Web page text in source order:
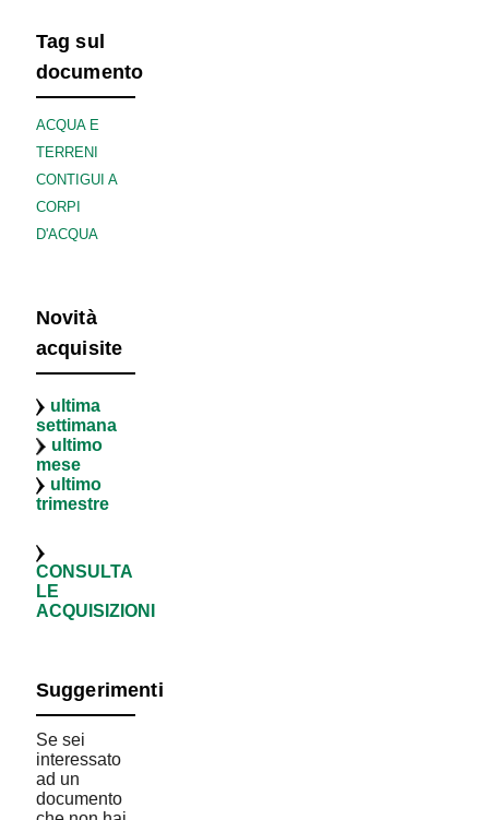
Tag sul
documento
ACQUA E
TERRENI
CONTIGUI A
CORPI
D'ACQUA
Novità
acquisite
ultima
settimana
ultimo
mese
ultimo
trimestre
CONSULTA
LE
ACQUISIZIONI
Suggerimenti
Se sei
interessato
ad un
documento